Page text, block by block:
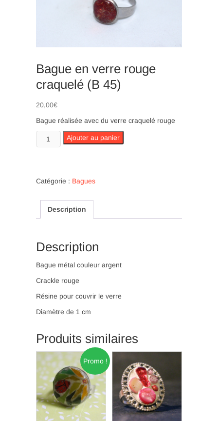
Bague en verre rouge
craquelé (B 45)
20,00€
Bague réalisée avec du verre craquelé rouge
quantité
de
verre
craquelé
Ajouter au panier
Catégorie : Bagues
Description
Description
Bague métal couleur argent
Crackle rouge
Résine pour couvrir le verre
Diamètre de 1 cm
Produits similaires
Promo !